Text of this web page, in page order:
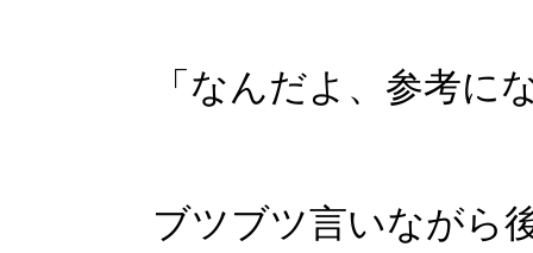
「なんだよ、参考に
ブツブツ言いながら